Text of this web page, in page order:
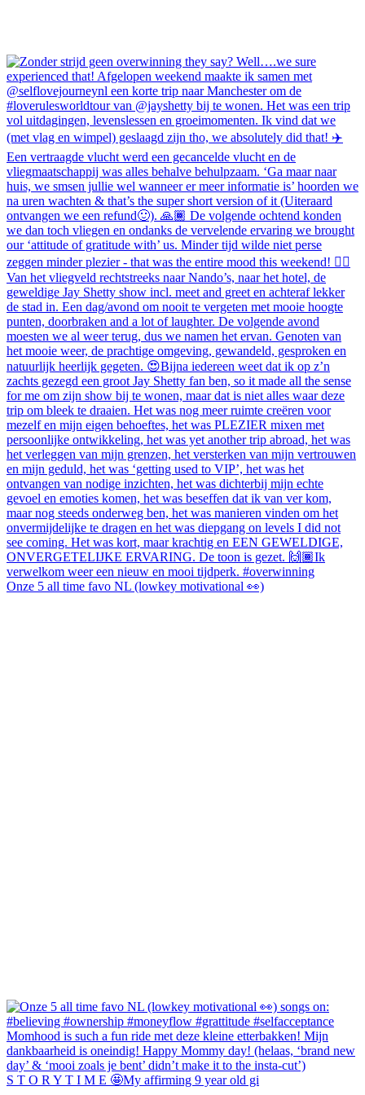
Onze 5 all time favo NL (lowkey motivational 👀)
S T O R Y T I M E 🤩My affirming 9 year old gi